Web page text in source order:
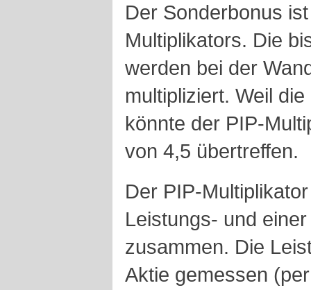
Der Sonderbonus
Multiplikators. Die
werden bei der
multipliziert. Weil
könnte der PIP-
von 4,5 übertreffen.
Der PIP-
Leistungs- und
zusammen. Die
Aktie gemessen